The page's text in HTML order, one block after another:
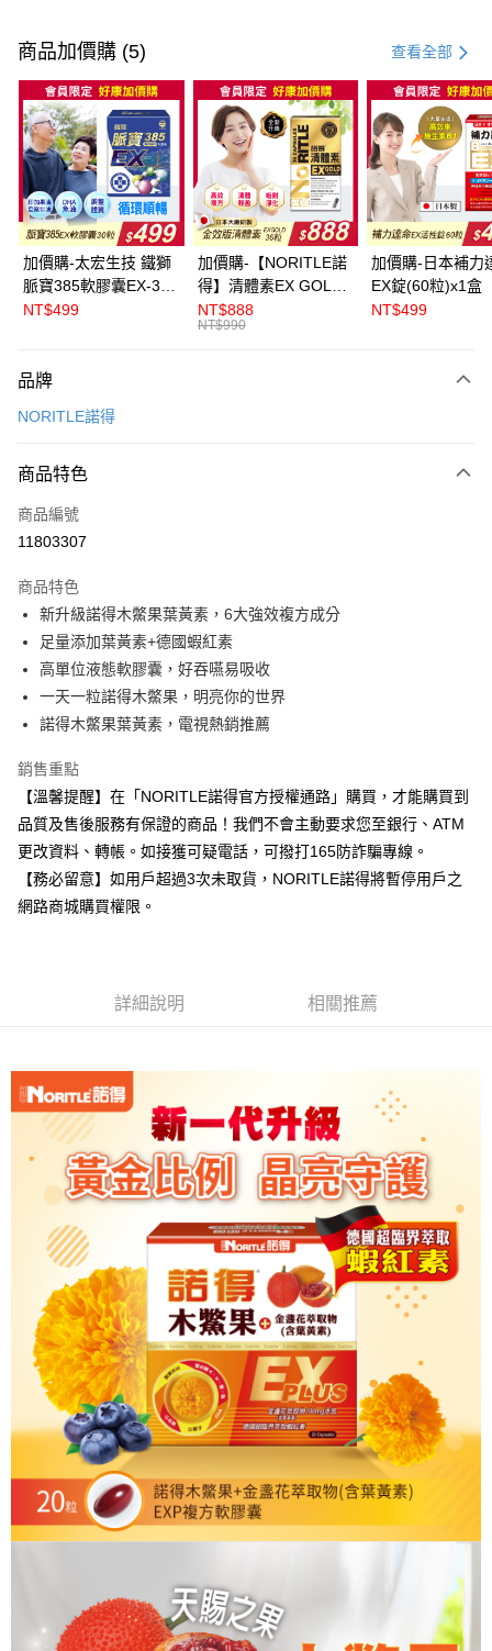
信用卡一次付款
超商取貨付款
LINE Pay
Apple Pay
悠遊付
ATM付款
運送方式
每筆NT$60，滿NT$999(含以上)免運費
付款後全家取貨
萊爾富取貨付款
每筆NT$60，滿NT$999(含以上)免運費
付款後萊爾富取貨
每筆NT$60，滿NT$999(含以上)免運費
7-11取貨付款
每筆NT$60，滿NT$999(含以上)免運費
付款後7-11取貨
每筆NT$60，滿NT$999(含以上)免運費
宅配
每筆NT$100，滿NT$999(含以上)免運費
商品加價購 (5) 查看全部
加價購-太宏生技 鐵獅
脈寶385軟膠囊EX-30
粒x1盒
NT$499
加價購-【NORITLE諾
得】清體素EX GOLD
膠囊36粒x1盒
NT$888
NT$990
加價購-日本補力
EX錠(60粒)x1盒
NT$499
品牌
NORITLE諾得
商品特色
商品編號
11803307
商品特色
新升級諾得木鱉果葉黃素，6大強效複方成分
足量添加葉黃素+德國蝦紅素
高單位液態軟膠囊，好吞嚥易吸收
一天一粒諾得木鱉果，明亮你的世界
諾得木鱉果葉黃素，電視熱銷推薦
銷售重點
【溫馨提醒】在「NORITLE諾得官方授權通路」購買，才能購買到
品質及售後服務有保證的商品！我們不會主動要求您至銀行、ATM
更改資料、轉帳。如接獲可疑電話，可撥打165防詐騙專線。
【務必留意】如用戶超過3次未取貨，NORITLE諾得將暫停用戶之
網路商城購買權限。
詳細說明 相關推薦